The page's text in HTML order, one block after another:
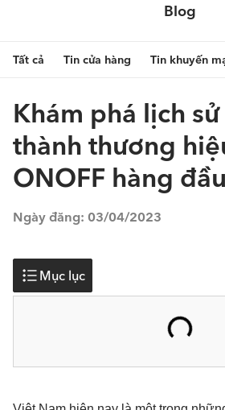
Blog
Tất cả Tin cửa hàng Tin khuyến
Khám phá lịch
thành thương
ONOFF hàng
Ngày đăng: 03/04/2023
Mục lục